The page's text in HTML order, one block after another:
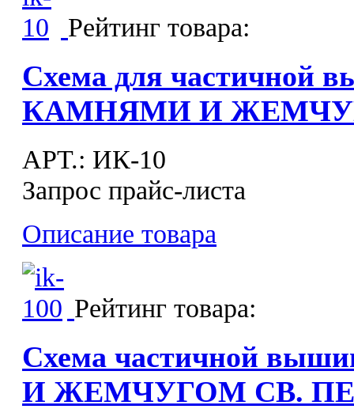
Рейтинг товара:
Схема для частичной
КАМНЯМИ И
APT.: ИК-10
Запрос прайс-листа
Описание товара
Рейтинг товара:
Схема частичной
И ЖЕМЧУГОМ СВ.